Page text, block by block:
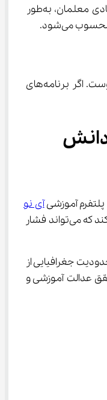
یکی از نکات کلیدی در تحلیل این خبر، تأثیر مستقیم رفاه معلمان بر کیفیت آموزش دانش‌آموزان است. تحقیقات آموزشی نشان داده‌اند که رضایت شغلی و امنیت اقتصادی معلمان، به‌طور
در متن حکم وزیر، تأکید ویژه‌ای بر اجرای سند تحول بنیادین و قانون برنامه هفتم پیشرفت کشور وجود دارد. تحقق این اهداف، نیازمند مدیریتی شفاف، علمی و پاسخ‌گوست. اگر برنامه‌های
و دانش
آی نو
به‌عنوان یک مدرسه مجازی جامع، امکان دسترسی دانش‌آموزان از سراسر کشور به آموزش باکیفیت را فراهم کرده است. این موضوع، نوعی عدالت آموزشی دیجیتال ایجاد می‌کند که می‌تواند فشار
درسی از پایه اول تا دوازدهم، بستری فراهم کرده تا دانش‌آموزان بدون محدودیت جغرافیایی از
خانواده‌ها و افزایش بازده یادگیری، به تحقق عدالت آموزشی و